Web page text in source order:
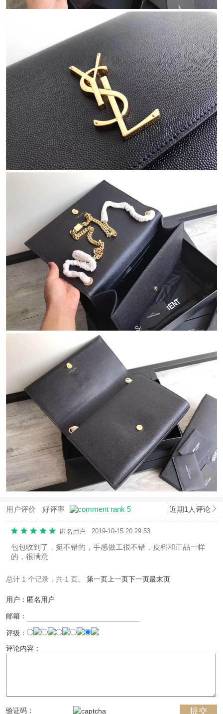
用户评价 好评率 近期1人评论
匿名用户 2019-10-15 20:29:53
包包收到了，挺不错的，手感做工很不错，皮料和正品一样
的，很满意
总计 1 个记录，共 1 页。 第一页上一页下一页最末页
用户：匿名用户
邮箱：
评级：
评论内容：
验证码：